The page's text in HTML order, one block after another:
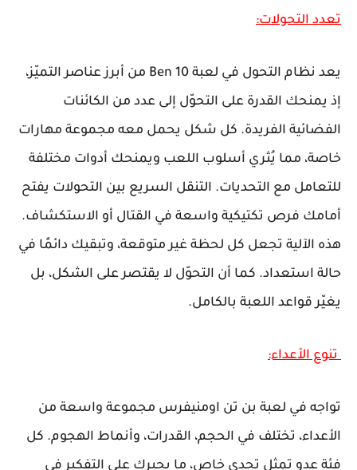
تعدد التحولات:
يعد نظام التحول في لعبة Ben 10 من أبرز عناصر التميّز،
إذ يمنحك القدرة على التحوّل إلى عدد من الكائنات
الفضائية الفريدة. كل شكل يحمل معه مجموعة مهارات
خاصة، مما يُثري أسلوب اللعب ويمنحك أدوات مختلفة
للتعامل مع التحديات. التنقل السريع بين التحولات يفتح
أمامك فرص تكتيكية واسعة في القتال أو الاستكشاف.
هذه الآلية تجعل كل لحظة غير متوقعة، وتبقيك دائمًا في
حالة استعداد. كما أن التحوّل لا يقتصر على الشكل، بل
يغيّر قواعد اللعبة بالكامل.
تنوع الأعداء:
تواجه في لعبة بن تن اومنيفرس مجموعة واسعة من
الأعداء، تختلف في الحجم، القدرات، وأنماط الهجوم. كل
فئة عدو تمثل تحدي خاص، ما يجبرك على التفكير في